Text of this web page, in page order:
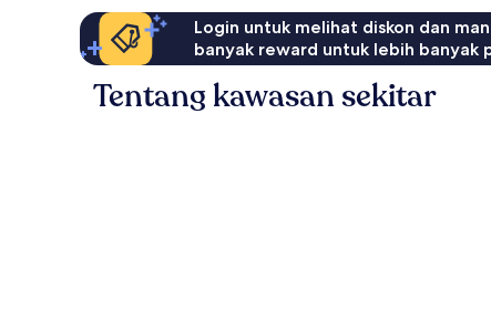
Login untuk melihat diskon dan
banyak reward untuk lebih banyak
Tentang kawasan sekitar